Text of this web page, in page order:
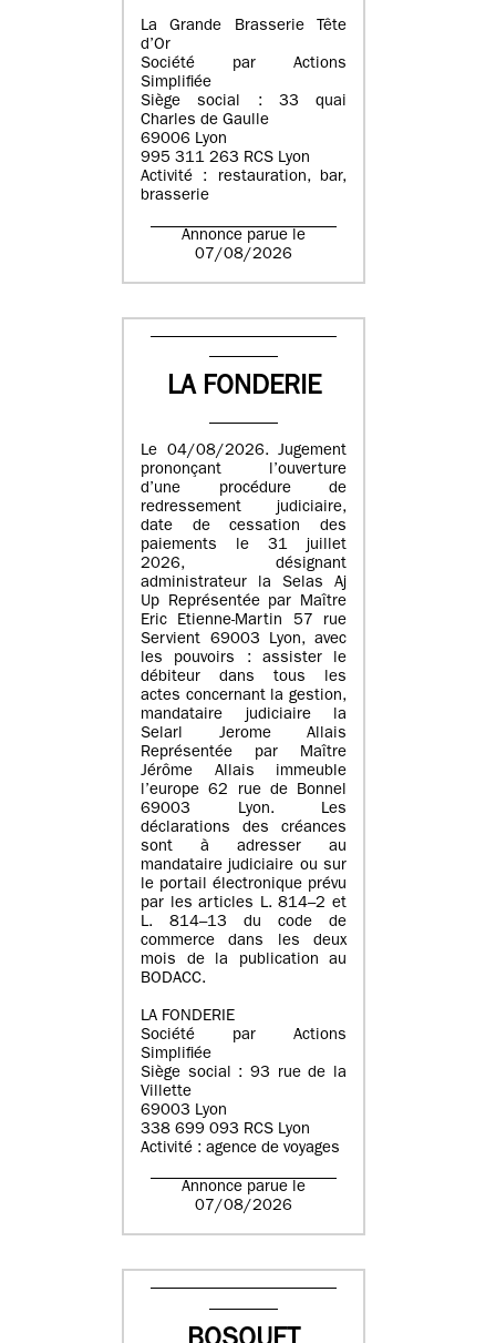
La Grande Brasserie Tête
d’Or
Société par Actions
Simplifiée
Siège social : 33 quai
Charles de Gaulle
69006 Lyon
995 311 263 RCS Lyon
Activité : restauration, bar,
brasserie
Annonce parue le
07/08/2026
LA FONDERIE
Le 04/08/2026. Jugement
prononçant l’ouverture
d’une procédure de
redressement judiciaire,
date de cessation des
paiements le 31 juillet
2026, désignant
administrateur la Selas Aj
Up Représentée par Maître
Eric Etienne-Martin 57 rue
Servient 69003 Lyon, avec
les pouvoirs : assister le
débiteur dans tous les
actes concernant la gestion,
mandataire judiciaire la
Selarl Jerome Allais
Représentée par Maître
Jérôme Allais immeuble
l’europe 62 rue de Bonnel
69003 Lyon. Les
déclarations des créances
sont à adresser au
mandataire judiciaire ou sur
le portail électronique prévu
par les articles L. 814–2 et
L. 814–13 du code de
commerce dans les deux
mois de la publication au
BODACC.
LA FONDERIE
Société par Actions
Simplifiée
Siège social : 93 rue de la
Villette
69003 Lyon
338 699 093 RCS Lyon
Activité : agence de voyages
Annonce parue le
07/08/2026